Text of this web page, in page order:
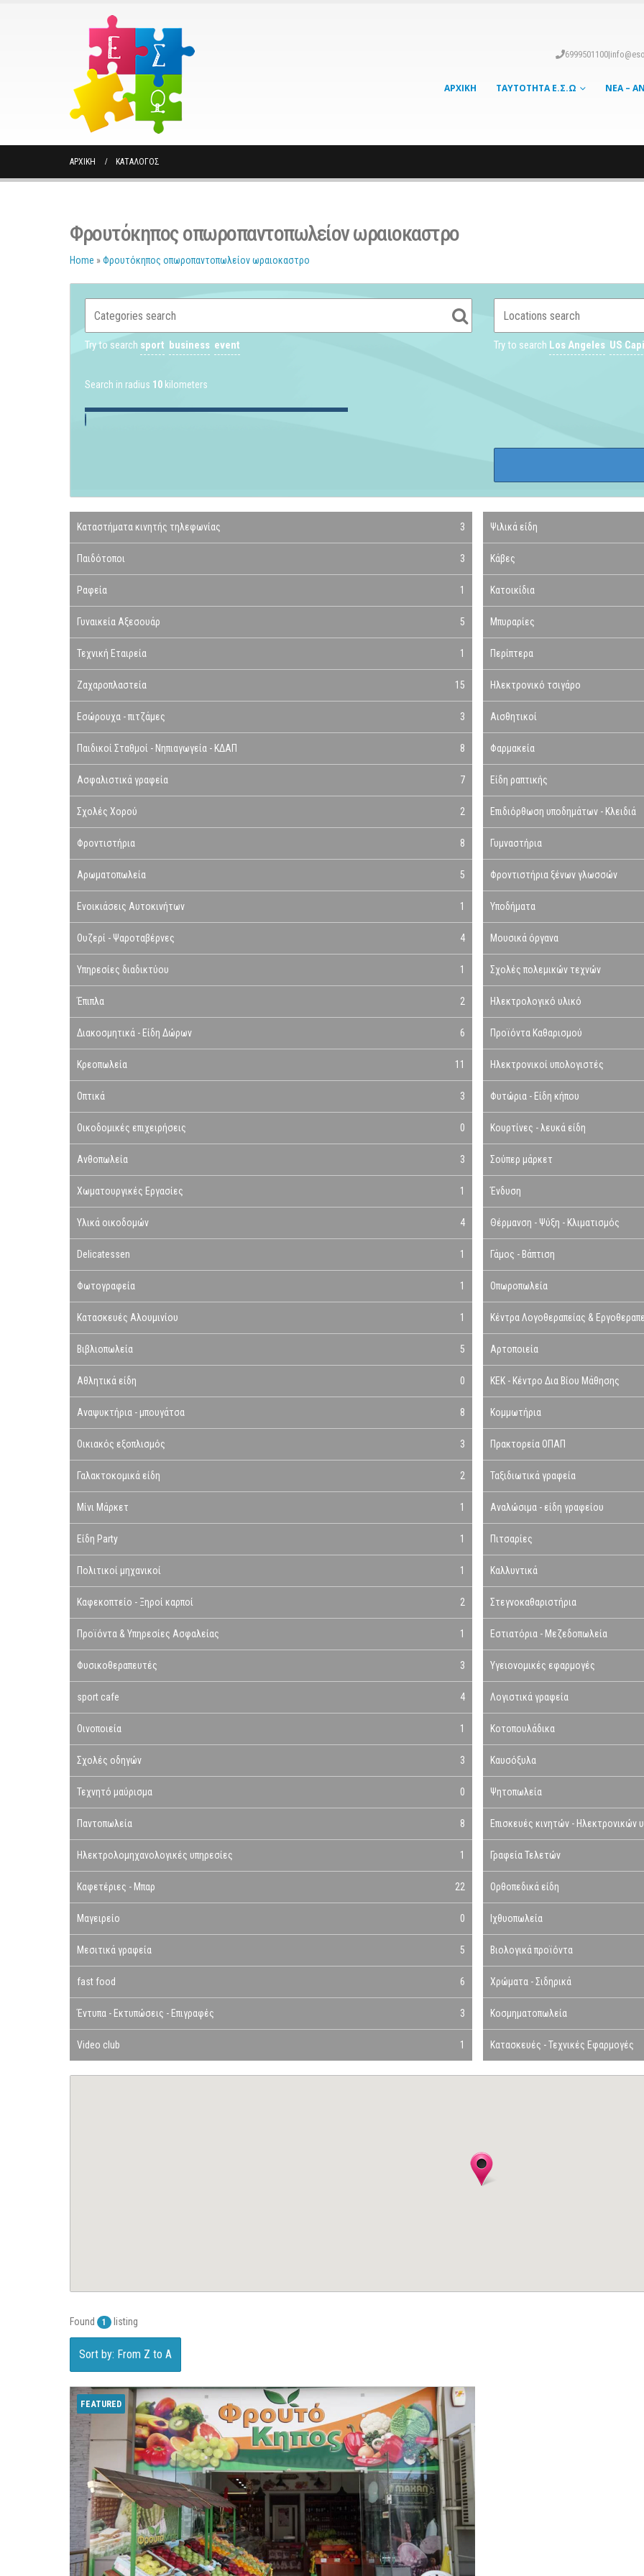
6999501100|
ΑΡΧΙΚΉ ΤΑΥΤΌΤΗΤΑ Ε.Σ.Ω ΝΈΑ –
ΑΡΧΙΚΉ ΚΑΤΆΛΟΓΟΣ
Φρουτόκηπος οπωροπαντοπωλείον ωραιοκαστρο
Home »Φρουτόκηπος οπωροπαντοπωλείον ωραιοκαστρο
Try to search sport business event Try to search Los Angeles US
Search in radius 10 kilometers
Καταστήματα κινητής τηλεφωνίας 3 Ψιλικά είδη
Παιδότοποι 3 Κάβες
Ραφεία 1 Κατοικίδια
Γυναικεία Αξεσουάρ 5 Μπυραρίες
Τεχνική Εταιρεία 1 Περίπτερα
Ζαχαροπλαστεία 15 Ηλεκτρονικό τσιγάρο
Εσώρουχα - πιτζάμες 3 Αισθητικοί
Παιδικοί Σταθμοί - Νηπιαγωγεία - ΚΔΑΠ 8 Φαρμακεία
Ασφαλιστικά γραφεία 7 Είδη ραπτικής
Σχολές Χορού 2 Επιδιόρθωση υποδημάτων - Κλειδιά
Φροντιστήρια 8 Γυμναστήρια
Αρωματοπωλεία 5 Φροντιστήρια ξένων γλωσσών
Ενοικιάσεις Αυτοκινήτων 1 Υποδήματα
Ουζερί - Ψαροταβέρνες 4 Μουσικά όργανα
Υπηρεσίες διαδικτύου 1 Σχολές πολεμικών τεχνών
Έπιπλα 2 Ηλεκτρολογικό υλικό
Διακοσμητικά - Είδη Δώρων 6 Προϊόντα Καθαρισμού
Κρεοπωλεία 11 Ηλεκτρονικοί υπολογιστές
Οπτικά 3 Φυτώρια - Είδη κήπου
Οικοδομικές επιχειρήσεις 0 Κουρτίνες - λευκά είδη
Ανθοπωλεία 3 Σούπερ μάρκετ
Χωματουργικές Εργασίες 1 Ένδυση
Υλικά οικοδομών 4 Θέρμανση - Ψύξη - Κλιματισμός
Delicatessen 1 Γάμος - Βάπτιση
Φωτογραφεία 1 Οπωροπωλεία
Κατασκευές Αλουμινίου 1 Κέντρα Λογοθεραπείας &
Βιβλιοπωλεία 5 Αρτοποιεία
Αθλητικά είδη 0 ΚΕΚ - Κέντρο Δια Βίου Μάθησης
Αναψυκτήρια - μπουγάτσα 8 Κομμωτήρια
Οικιακός εξοπλισμός 3 Πρακτορεία ΟΠΑΠ
Γαλακτοκομικά είδη 2 Ταξιδιωτικά γραφεία
Μίνι Μάρκετ 1 Αναλώσιμα - είδη γραφείου
Είδη Party 1 Πιτσαρίες
Πολιτικοί μηχανικοί 1 Καλλυντικά
Καφεκοπτείο - Ξηροί καρποί 2 Στεγνοκαθαριστήρια
Προϊόντα & Υπηρεσίες Ασφαλείας 1 Εστιατόρια - Μεζεδοπωλεία
Φυσικοθεραπευτές 3 Υγειονομικές εφαρμογές
sport cafe 4 Λογιστικά γραφεία
Οινοποιεία 1 Κοτοπουλάδικα
Σχολές οδηγών 3 Καυσόξυλα
Τεχνητό μαύρισμα 0 Ψητοπωλεία
Παντοπωλεία 8 Επισκευές κινητών - Ηλεκτρονικών
Ηλεκτρολομηχανολογικές υπηρεσίες 1 Γραφεία Τελετών
Καφετέριες - Μπαρ 22 Ορθοπεδικά είδη
Μαγειρείο 0 Ιχθυοπωλεία
Μεσιτικά γραφεία 5 Βιολογικά προϊόντα
fast food 6 Χρώματα - Σιδηρικά
Έντυπα - Εκτυπώσεις - Επιγραφές 3 Κοσμηματοπωλεία
Video club 1 Κατασκευές - Τεχνικές Εφαρμογές
Found 1 listing
Sort by: From Z to A
FEATURED